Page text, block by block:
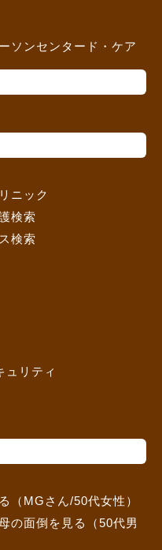
ソンセンタード・ケア
ニック
検索
検索
ュリティ
（MGさん/50代女性）
の面倒を見る（50代男